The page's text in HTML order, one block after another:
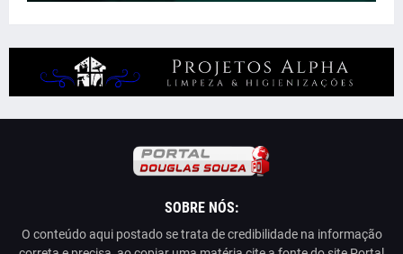
SOBRE NÓS:
O conteúdo aqui postado se trata de credibilidade na informação